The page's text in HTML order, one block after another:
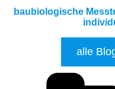
baubiologische
alle